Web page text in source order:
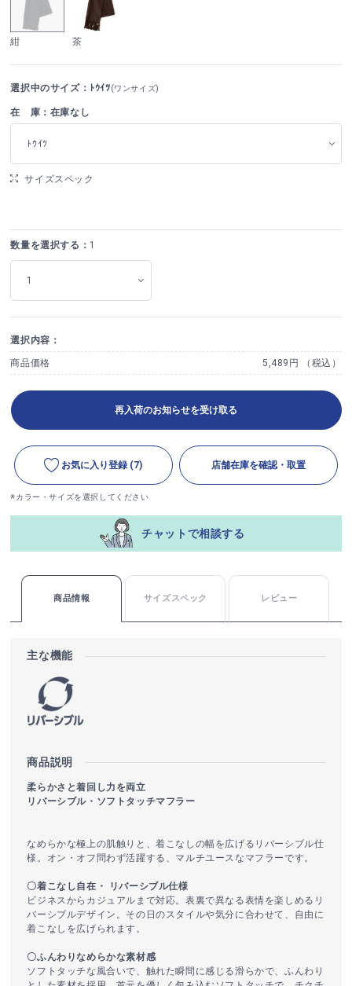
紺 茶
選択中のサイズ：ﾄｳｲﾂ(ワンサイズ)
在 庫：在庫なし
ﾄｳｲﾂ
サイズスペック
数量を選択する： 1
選択内容：
商品価格 5,489円 （税込）
再入荷のお知らせを受け取る
お気に入り登録 (7) 店舗在庫を確認・取置
※カラー・サイズを選択してください
チャットで相談する
商品情報 サイズスペック レビュー
主な機能
商品説明
柔らかさと着回し力を両立
リバーシブル・ソフトタッチマフラー
なめらかな極上の肌触りと、着こなしの幅を広げるリバーシブル仕
様。オン・オフ問わず活躍する、マルチユースなマフラーです。
〇着こなし自在・ リバーシブル仕様
ビジネスからカジュアルまで対応。表裏で異なる表情を楽しめるリ
バーシブルデザイン。その日のスタイルや気分に合わせて、自由に
着こなしを広げられます。
〇ふんわりなめらかな素材感
ソフトタッチな風合いで、触れた瞬間に感じる滑らかで、ふんわり